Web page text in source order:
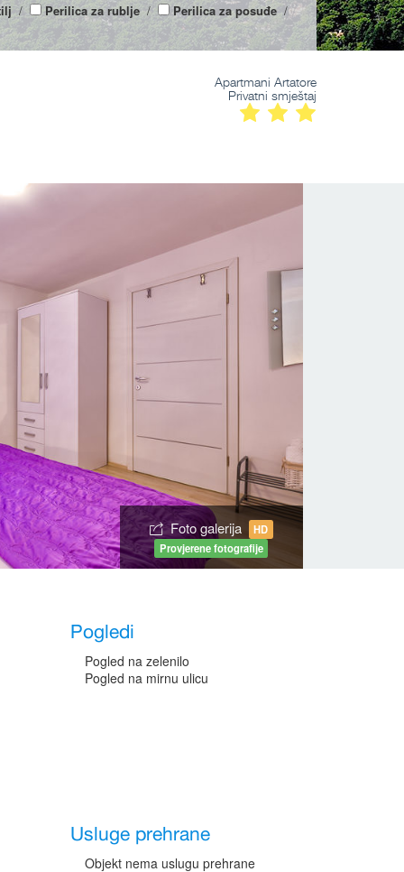
/ Perilica za rublje / Perilica za posuđe/
Apartmani Artatore
Privatni smještaj
Foto galerija
HD
Provjerene fotografije
Pogledi
Pogled na zelenilo
Pogled na mirnu ulicu
Usluge prehrane
Objekt nema uslugu prehrane